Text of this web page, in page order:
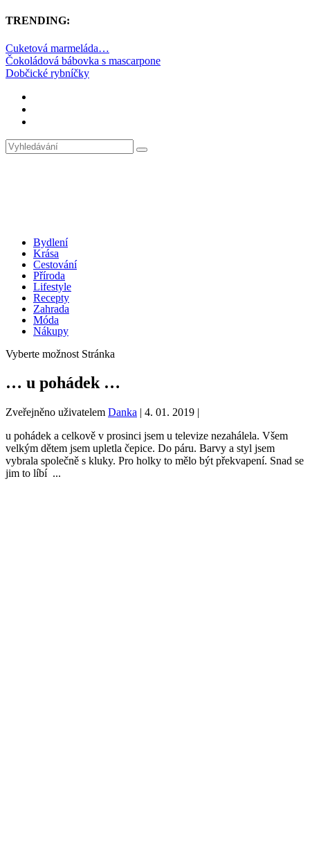
TRENDING:
Cuketová marmeláda…
Čokoládová bábovka s mascarpone
Dobčické rybníčky
Bydlení
Krása
Cestování
Příroda
Lifestyle
Recepty
Zahrada
Móda
Nákupy
Vyberte možnost Stránka
… u pohádek …
Zveřejněno uživatelem Danka | 4. 01. 2019 |
u pohádek a celkově v prosinci jsem u televize nezahálela. Všem
velkým dětem jsem upletla čepice. Do páru. Barvy a styl jsem
vybrala společně s kluky. Pro holky to mělo být překvapení. Snad se
jim to líbí ...